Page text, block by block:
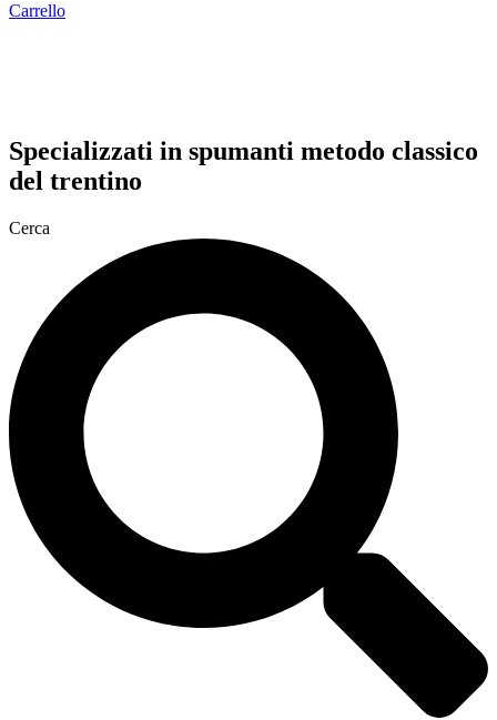
Carrello
Specializzati in spumanti metodo classico
del trentino
Cerca